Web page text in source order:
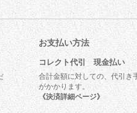
お支払い方法
コレクト代引 現金払い
合計金額に対しての、代引き
がかかります。
《決済詳細ページ》